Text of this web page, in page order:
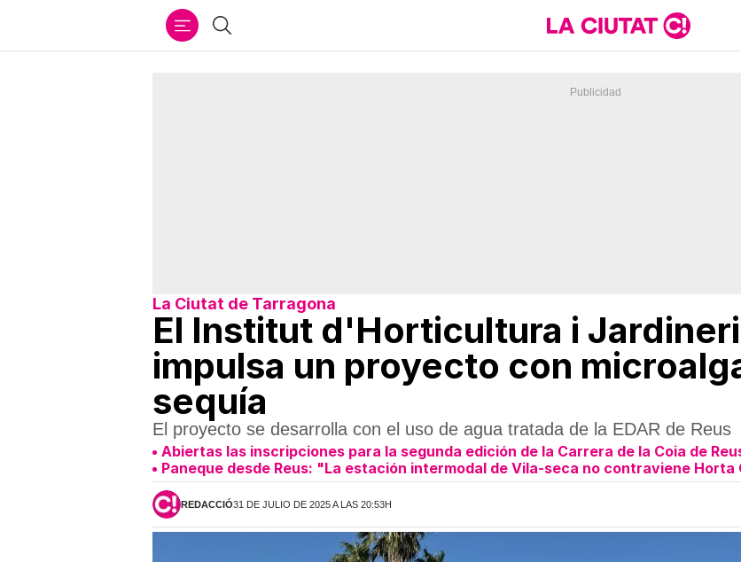
Buscar
La Ciutat de Tarragona
El Institut d'Horticultura i
impulsa un proyecto con
sequía
El proyecto se desarrolla con el uso de agua tratada de la EDAR de Reus
Abiertas las inscripciones para la segunda edición de la Carrera de la Coia de
Paneque desde Reus: "La estación intermodal de Vila-seca no contraviene Horta
REDACCIÓ31 DE JULIO DE 2025 A LAS 20:53H